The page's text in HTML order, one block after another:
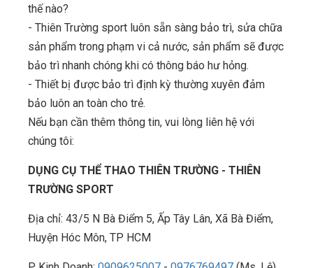
thế nào?
- Thiên Trường sport luôn sẵn sàng bảo trì, sửa chữa
sản phẩm trong phạm vi cả nước, sản phẩm sẽ được
bảo trì nhanh chóng khi có thông báo hư hỏng.
- Thiết bị được bảo trì định kỳ thường xuyên đảm
bảo luôn an toàn cho trẻ.
Nếu bạn cần thêm thông tin, vui lòng liên hệ với
chúng tôi:
DỤNG CỤ THỂ THAO THIÊN TRƯỜNG - THIÊN
TRƯỜNG SPORT
Địa chỉ: 43/5 N Bà Điểm 5, Ấp Tây Lân, Xã Bà Điểm,
Huyện Hóc Môn, TP HCM